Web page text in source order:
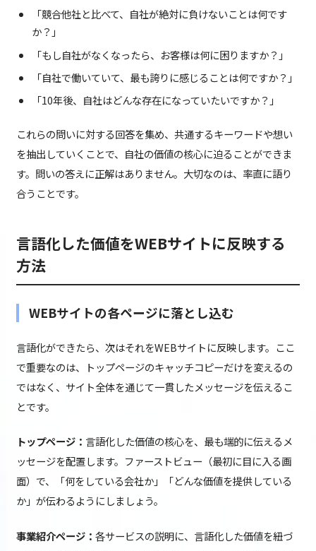
「競合他社と比べて、自社が絶対に負けないことは何です
か？」
「もし自社がなくなったら、お客様は何に困りますか？」
「自社で働いていて、最も誇りに感じることは何ですか？」
「10年後、自社はどんな存在になっていたいですか？」
これらの問いに対する回答を集め、共通するキーワードや想い
を抽出していくことで、自社の価値の核心に迫ることができま
す。問いの答えに正解はありません。大切なのは、率直に語り
合うことです。
言語化した価値をWEBサイトに反映する
方法
WEBサイトの各ページに落とし込む
言語化ができたら、次はそれをWEBサイトに反映します。ここ
で重要なのは、トップページのキャッチコピーだけを変えるの
ではなく、サイト全体を通じて一貫したメッセージを伝えるこ
とです。
トップページ： 言語化した価値の核心を、最も端的に伝えるメ
ッセージを配置します。ファーストビュー（最初に目に入る画
面）で、「何をしている会社か」「どんな価値を提供している
か」が伝わるようにしましょう。
事業紹介ページ：各サービスの説明に、言語化した価値を紐づ